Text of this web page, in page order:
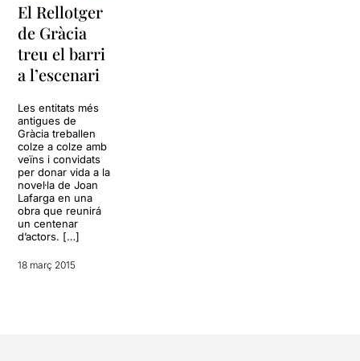
El Rellotger
de Gràcia
treu el barri
a l’escenari
Les entitats més
antigues de
Gràcia treballen
colze a colze amb
veïns i convidats
per donar vida a la
novel·la de Joan
Lafarga en una
obra que reunirá
un centenar
d’actors. […]
18 març 2015